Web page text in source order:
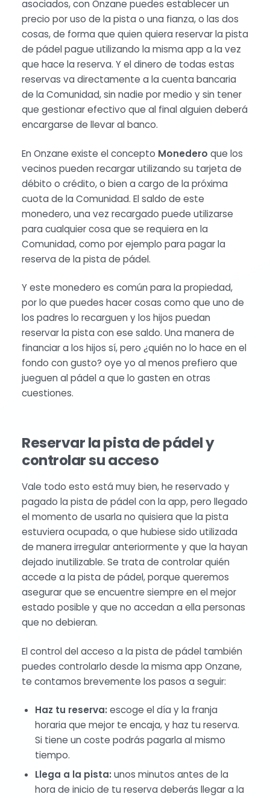
asociados, con Onzane puedes establecer un
precio por uso de la pista o una fianza, o las dos
cosas, de forma que quien quiera reservar la pista
de pádel pague utilizando la misma app a la vez
que hace la reserva. Y el dinero de todas estas
reservas va directamente a la cuenta bancaria
de la Comunidad, sin nadie por medio y sin tener
que gestionar efectivo que al final alguien deberá
encargarse de llevar al banco.
En Onzane existe el concepto Monedero que los
vecinos pueden recargar utilizando su tarjeta de
débito o crédito, o bien a cargo de la próxima
cuota de la Comunidad. El saldo de este
monedero, una vez recargado puede utilizarse
para cualquier cosa que se requiera en la
Comunidad, como por ejemplo para pagar la
reserva de la pista de pádel.
Y este monedero es común para la propiedad,
por lo que puedes hacer cosas como que uno de
los padres lo recarguen y los hijos puedan
reservar la pista con ese saldo. Una manera de
financiar a los hijos sí, pero ¿quién no lo hace en el
fondo con gusto? oye yo al menos prefiero que
jueguen al pádel a que lo gasten en otras
cuestiones.
Reservar la pista de pádel y
controlar su acceso
Vale todo esto está muy bien, he reservado y
pagado la pista de pádel con la app, pero llegado
el momento de usarla no quisiera que la pista
estuviera ocupada, o que hubiese sido utilizada
de manera irregular anteriormente y que la hayan
dejado inutilizable. Se trata de controlar quién
accede a la pista de pádel, porque queremos
asegurar que se encuentre siempre en el mejor
estado posible y que no accedan a ella personas
que no debieran.
El control del acceso a la pista de pádel también
puedes controlarlo desde la misma app Onzane,
te contamos brevemente los pasos a seguir:
Haz tu reserva:escoge el día y la franja
horaria que mejor te encaja, y haz tu reserva.
Si tiene un coste podrás pagarla al mismo
tiempo.
Llega a la pista:unos minutos antes de la
hora de inicio de tu reserva deberás llegar a la